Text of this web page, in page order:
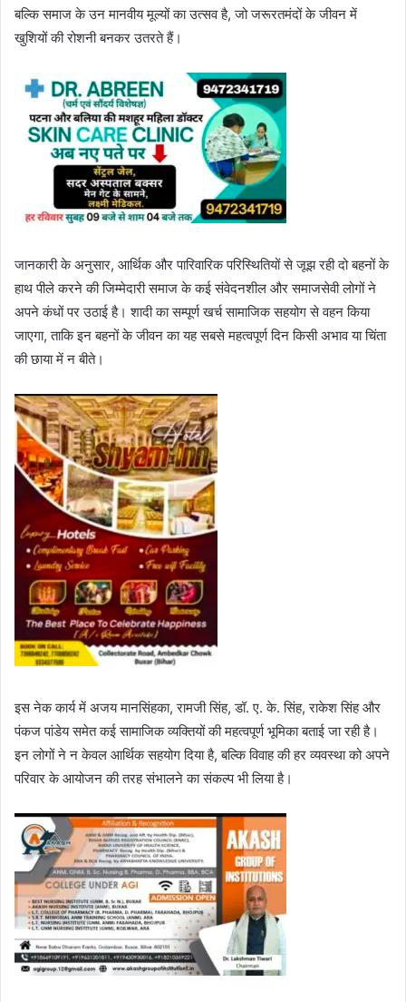
बल्कि समाज के उन मानवीय मूल्यों का उत्सव है, जो जरूरतमंदों के जीवन में
खुशियों की रोशनी बनकर उतरते हैं।
जानकारी के अनुसार, आर्थिक और पारिवारिक परिस्थितियों से जूझ रही दो बहनों के
हाथ पीले करने की जिम्मेदारी समाज के कई संवेदनशील और समाजसेवी लोगों ने
अपने कंधों पर उठाई है। शादी का सम्पूर्ण खर्च सामाजिक सहयोग से वहन किया
जाएगा, ताकि इन बहनों के जीवन का यह सबसे महत्वपूर्ण दिन किसी अभाव या चिंता
की छाया में न बीते।
इस नेक कार्य में अजय मानसिंहका, रामजी सिंह, डॉ. ए. के. सिंह, राकेश सिंह और
पंकज पांडेय समेत कई सामाजिक व्यक्तियों की महत्वपूर्ण भूमिका बताई जा रही है।
इन लोगों ने न केवल आर्थिक सहयोग दिया है, बल्कि विवाह की हर व्यवस्था को अपने
परिवार के आयोजन की तरह संभालने का संकल्प भी लिया है।